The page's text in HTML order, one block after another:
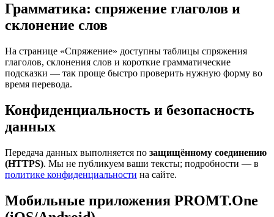
Грамматика: спряжение глаголов и
склонение слов
На странице «Спряжение» доступны таблицы спряжения
глаголов, склонения слов и короткие грамматические
подсказки — так проще быстро проверить нужную форму во
время перевода.
Конфиденциальность и безопасность
данных
Передача данных выполняется по защищённому соединению
(HTTPS). Мы не публикуем ваши тексты; подробности — в
политике конфиденциальности на сайте.
Мобильные приложения PROMT.One